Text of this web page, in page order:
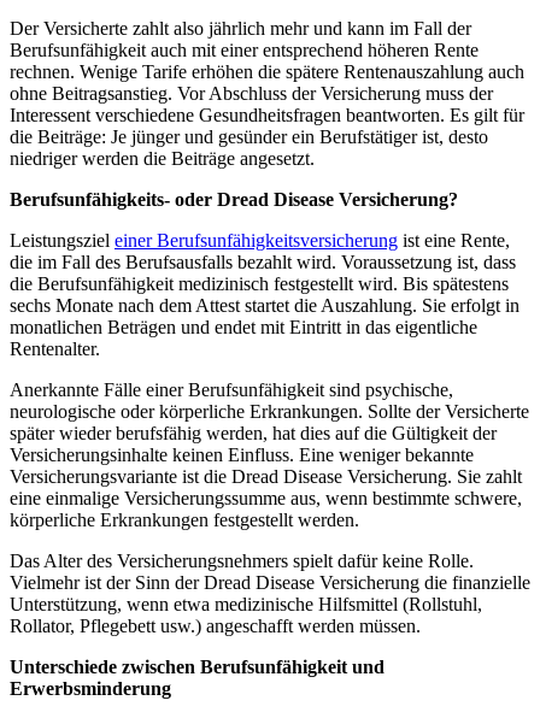
Der Versicherte zahlt also jährlich mehr und kann im Fall der
Berufsunfähigkeit auch mit einer entsprechend höheren Rente
rechnen. Wenige Tarife erhöhen die spätere Rentenauszahlung auch
ohne Beitragsanstieg. Vor Abschluss der Versicherung muss der
Interessent verschiedene Gesundheitsfragen beantworten. Es gilt für
die Beiträge: Je jünger und gesünder ein Berufstätiger ist, desto
niedriger werden die Beiträge angesetzt.
Berufsunfähigkeits- oder Dread Disease Versicherung?
Leistungsziel einer Berufsunfähigkeitsversicherung ist eine Rente,
die im Fall des Berufsausfalls bezahlt wird. Voraussetzung ist, dass
die Berufsunfähigkeit medizinisch festgestellt wird. Bis spätestens
sechs Monate nach dem Attest startet die Auszahlung. Sie erfolgt in
monatlichen Beträgen und endet mit Eintritt in das eigentliche
Rentenalter.
Anerkannte Fälle einer Berufsunfähigkeit sind psychische,
neurologische oder körperliche Erkrankungen. Sollte der Versicherte
später wieder berufsfähig werden, hat dies auf die Gültigkeit der
Versicherungsinhalte keinen Einfluss. Eine weniger bekannte
Versicherungsvariante ist die Dread Disease Versicherung. Sie zahlt
eine einmalige Versicherungssumme aus, wenn bestimmte schwere,
körperliche Erkrankungen festgestellt werden.
Das Alter des Versicherungsnehmers spielt dafür keine Rolle.
Vielmehr ist der Sinn der Dread Disease Versicherung die finanzielle
Unterstützung, wenn etwa medizinische Hilfsmittel (Rollstuhl,
Rollator, Pflegebett usw.) angeschafft werden müssen.
Unterschiede zwischen Berufsunfähigkeit und
Erwerbsminderung